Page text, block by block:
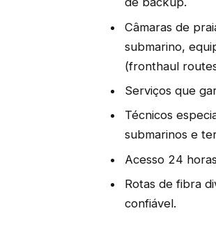
Câmaras de
submarino,
(fronthaul
Serviços que
Técnicos
submarinos e
Acesso 24
Rotas de fibra
confiável.